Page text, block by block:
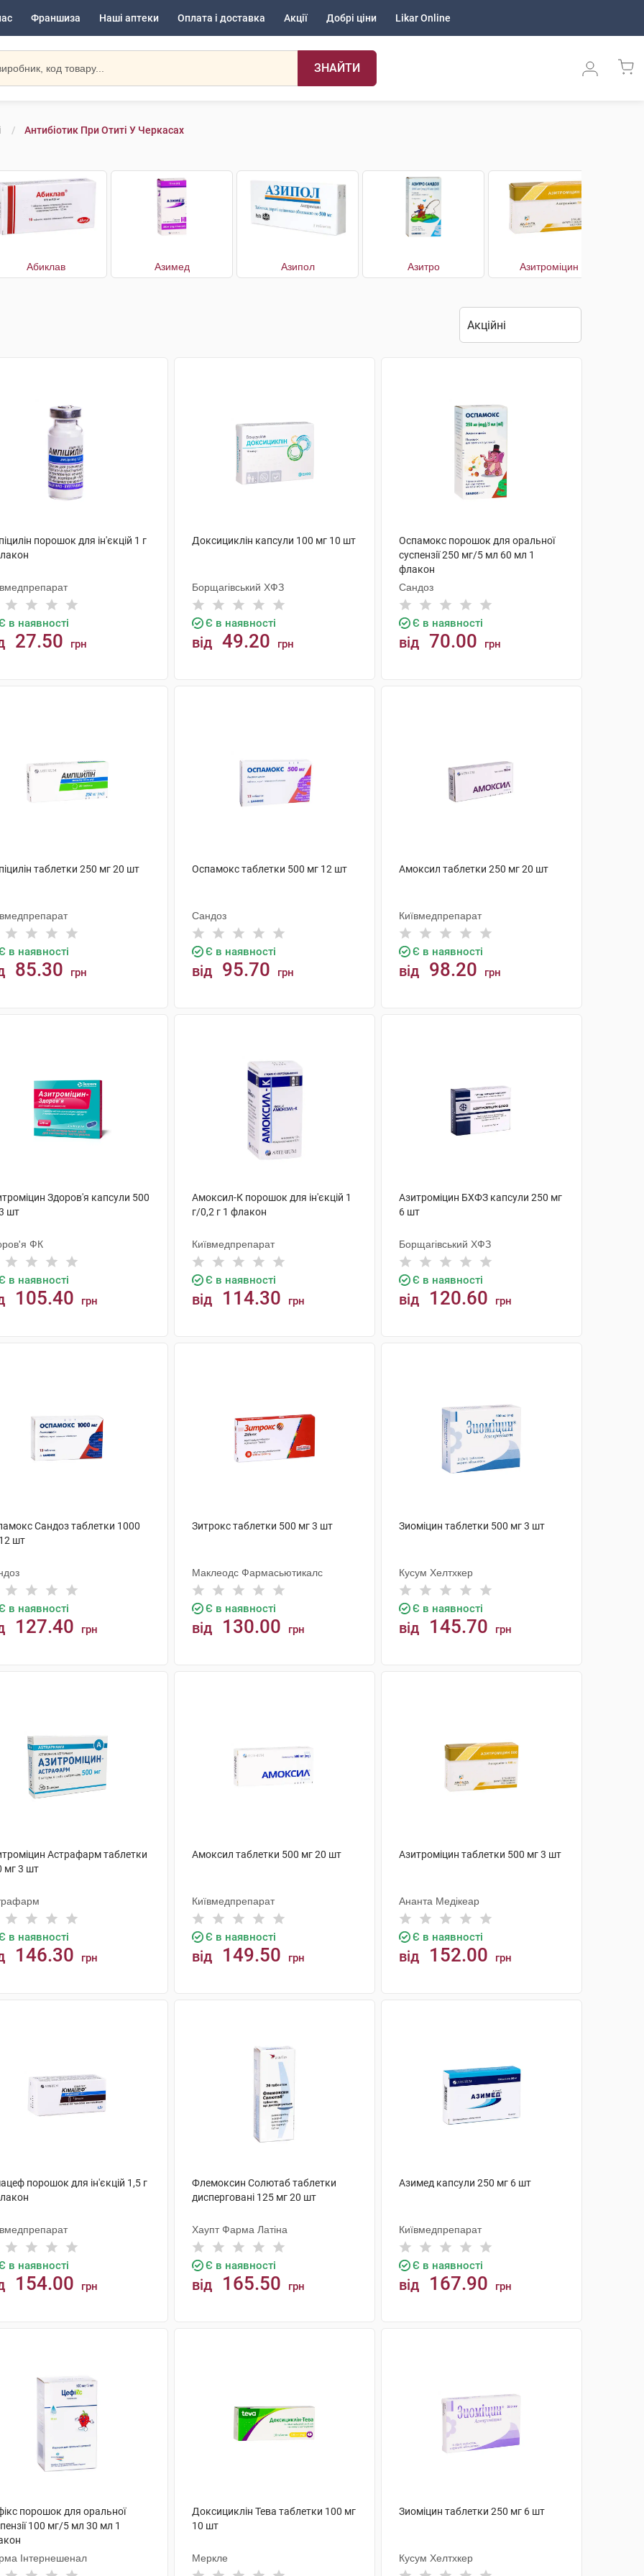
Франшиза Наші аптеки Оплата і доставка Акції Добрі ціни Likar Online
ЗНАЙТИ
Антибіотик При Отиті У Черкасах
Абиклав Азимед Азипол Азитро Азитроміцин
порошок для ін'єкцій 1 г
в наявності
27.50 грн
Доксициклін капсули 100 мг 10 шт
Борщагівський ХФЗ
Є в наявності
від 49.20 грн
Оспамокс порошок для оральної
суспензії 250 мг/5 мл 60 мл 1
флакон
Сандоз
Є в наявності
від 70.00 грн
таблетки 250 мг 20 шт
в наявності
85.30 грн
Оспамокс таблетки 500 мг 12 шт
Сандоз
Є в наявності
від 95.70 грн
Амоксил таблетки 250 мг 20 шт
Київмедпрепарат
Є в наявності
від 98.20 грн
Здоров'я капсули 500
шт
ФК
в наявності
105.40 грн
Амоксил-К порошок для ін'єкцій 1
г/0,2 г 1 флакон
Київмедпрепарат
Є в наявності
від 114.30 грн
Азитроміцин БХФЗ капсули 250 мг
6 шт
Борщагівський ХФЗ
Є в наявності
від 120.60 грн
Сандоз таблетки 1000
шт
в наявності
127.40 грн
Зитрокс таблетки 500 мг 3 шт
Маклеодс Фармасьютикалс
Є в наявності
від 130.00 грн
Зиоміцин таблетки 500 мг 3 шт
Кусум Хелтхкер
Є в наявності
від 145.70 грн
Астрафарм таблетки
мг 3 шт
в наявності
146.30 грн
Амоксил таблетки 500 мг 20 шт
Київмедпрепарат
Є в наявності
від 149.50 грн
Азитроміцин таблетки 500 мг 3 шт
Ананта Медікеар
Є в наявності
від 152.00 грн
порошок для ін'єкцій 1,5 г
в наявності
154.00 грн
Флемоксин Солютаб таблетки
дисперговані 125 мг 20 шт
Хаупт Фарма Латіна
Є в наявності
від 165.50 грн
Азимед капсули 250 мг 6 шт
Київмедпрепарат
Є в наявності
від 167.90 грн
порошок для оральної
100 мг/5 мл 30 мл 1
Інтернешенал
Доксициклін Тева таблетки 100 мг
10 шт
Меркле
Зиоміцин таблетки 250 мг 6 шт
Кусум Хелтхкер